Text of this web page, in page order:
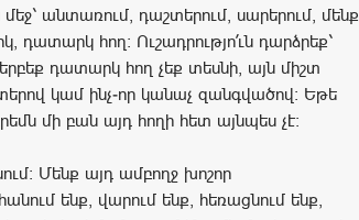
անտառում, դաշտերում, սարերում, մենք
դատարկ հող։ Ուշադրությո՛ւն դարձրեք՝
դատարկ հող չեք տեսնի, այն միշտ
կամ ինչ-որ կանաչ զանգվածով։ Եթե
մի բան այդ հողի հետ այնպես չէ։
Մենք այդ ամբողջ խոշոր
ենք, վարում ենք, հեռացնում ենք,